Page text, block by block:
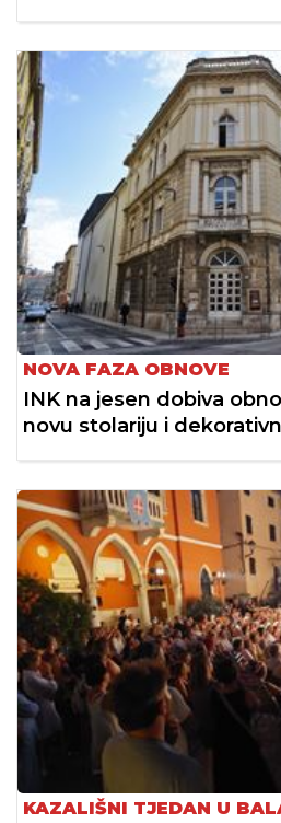
NOVA FAZA OBNOVE
INK na jesen dobiva
novu stolariju i
KAZALIŠNI TJEDAN U